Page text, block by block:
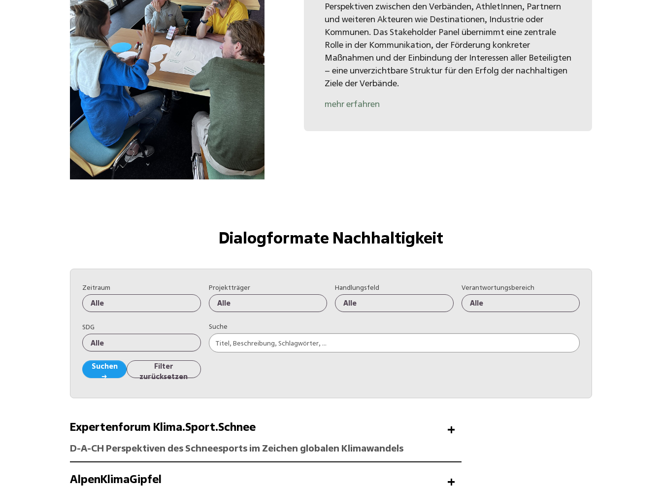
Perspektiven zwischen den Verbänden, AthletInnen, Partnern
und weiteren Akteuren wie Destinationen, Industrie oder
Kommunen. Das Stakeholder Panel übernimmt eine zentrale
Rolle in der Kommunikation, der Förderung konkreter
Maßnahmen und der Einbindung der Interessen aller Beteiligten
– eine unverzichtbare Struktur für den Erfolg der nachhaltigen
Ziele der Verbände.
mehr erfahren
Dialogformate Nachhaltigkeit
Zeitraum
Alle
Projektträger
Alle
Handlungsfeld
Alle
Verantwortungsbereich
Alle
SDG
Alle
Suche
Suchen
→
Filter
zurücksetzen
Expertenforum Klima.Sport.Schnee
D-A-CH Perspektiven des Schneesports im Zeichen globalen Klimawandels
AlpenKlimaGipfel